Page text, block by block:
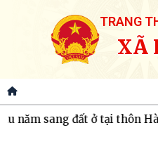
TRANG
XÃ
đất ở tại thôn Hà Phong